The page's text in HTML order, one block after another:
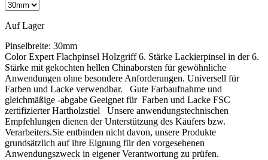
Auf Lager
Pinselbreite: 30mm
Color Expert Flachpinsel Holzgriff 6. Stärke Lackierpinsel in der 6.
Stärke mit gekochten hellen Chinaborsten für gewöhnliche
Anwendungen ohne besondere Anforderungen. Universell für
Farben und Lacke verwendbar. Gute Farbaufnahme und
gleichmäßige -abgabe Geeignet für Farben und Lacke FSC
zertifizierter Hartholzstiel Unsere anwendungstechnischen
Empfehlungen dienen der Unterstützung des Käufers bzw.
Verarbeiters.Sie entbinden nicht davon, unsere Produkte
grundsätzlich auf ihre Eignung für den vorgesehenen
Anwendungszweck in eigener Verantwortung zu prüfen.